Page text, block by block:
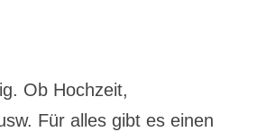
Ob Hochzeit,
Für alles gibt es einen